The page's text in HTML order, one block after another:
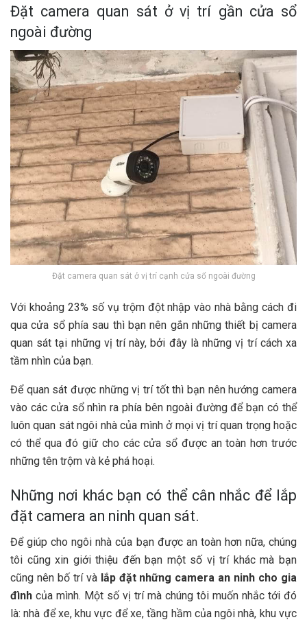
Đặt camera quan sát ở vị trí gần cửa sổ
ngoài đường
Đặt camera quan sát ở vị trí cạnh cửa sổ ngoài đường
Với khoảng 23% số vụ trộm đột nhập vào nhà bằng cách đi
qua cửa sổ phía sau thì bạn nên gắn những thiết bị camera
quan sát tại những vị trí này, bởi đây là những vị trí cách xa
tầm nhìn của bạn.
Để quan sát được những vị trí tốt thì bạn nên hướng camera
vào các cửa sổ nhìn ra phía bên ngoài đường để bạn có thể
luôn quan sát ngôi nhà của mình ở mọi vị trí quan trọng hoặc
có thể qua đó giữ cho các cửa sổ được an toàn hơn trước
những tên trộm và kẻ phá hoại.
Những nơi khác bạn có thể cân nhắc để lắp
đặt camera an ninh quan sát.
Để giúp cho ngôi nhà của bạn được an toàn hơn nữa, chúng
tôi cũng xin giới thiệu đến bạn một số vị trí khác mà bạn
cũng nên bố trí và lắp đặt những camera an ninh cho gia
đình của mình. Một số vị trí mà chúng tôi muốn nhắc tới đó
là: nhà để xe, khu vực để xe, tầng hầm của ngôi nhà, khu vực